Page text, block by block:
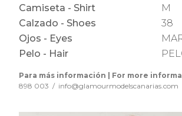
Camiseta - Shirt
M
Calzado - Shoes
38
Ojos - Eyes
Pelo - Hair
Para más información | For more
898 003 / info@glamourmodelscanarias.com